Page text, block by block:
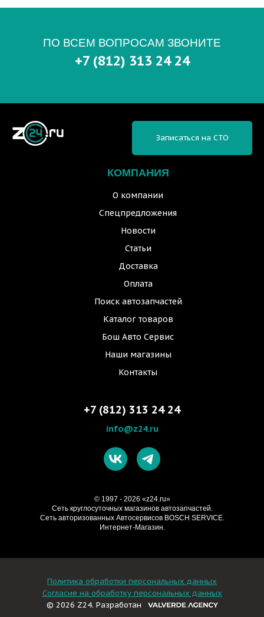
ПО ВСЕМ ВОПРОСАМ ЗВОНИТЕ
+7 (812) 313 24 24
КОМПАНИЯ
О компании
Спецпредложения
Новости
Статьи
Доставка
Оплата
Поиск автозапчастей
Каталог товаров
Бош Авто Сервис
Наши магазины
Контакты
Записаться на СТО
+7 (812) 313 24 24
info@z24.ru
© 1997 - 2026 «z24.ru»
Cеть круглосуточных магазинов автозапчастей.
Сеть авторизованных Автосервисов BOSCH SERVICE.
Интернет-Магазин.
Политика обработки персональных данных
Согласие на обработку персональных данных
© 2026 Z24. Разработан